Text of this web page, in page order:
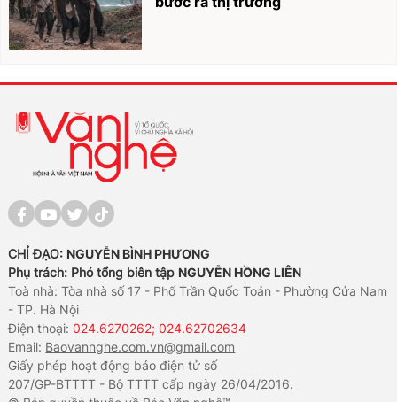
CHỈ ĐẠO: NGUYỄN BÌNH PHƯƠNG
Phụ trách: Phó tổng biên tập NGUYỄN HỒNG LIÊN
Toà nhà: Tòa nhà số 17 - Phố Trần Quốc Toản - Phường Cửa Nam
- TP. Hà Nội
Điện thoại:024.6270262; 024.62702634
Email: Baovannghe.com.vn@gmail.com
Giấy phép hoạt động báo điện tử số
207/GP-BTTTT - Bộ TTTT cấp ngày 26/04/2016.